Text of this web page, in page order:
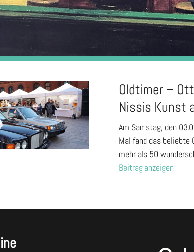
Oldtimer –
Nissis Kunst
Am Samstag, den
Mal fand das beliebte
mehr als 50
Beitrag anzeigen